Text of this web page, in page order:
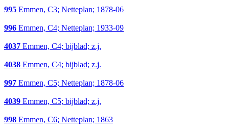
995 Emmen, C3; Netteplan; 1878-06
996 Emmen, C4; Netteplan; 1933-09
4037 Emmen, C4; bijblad; z.j.
4038 Emmen, C4; bijblad; z.j.
997 Emmen, C5; Netteplan; 1878-06
4039 Emmen, C5; bijblad; z.j.
998 Emmen, C6; Netteplan; 1863